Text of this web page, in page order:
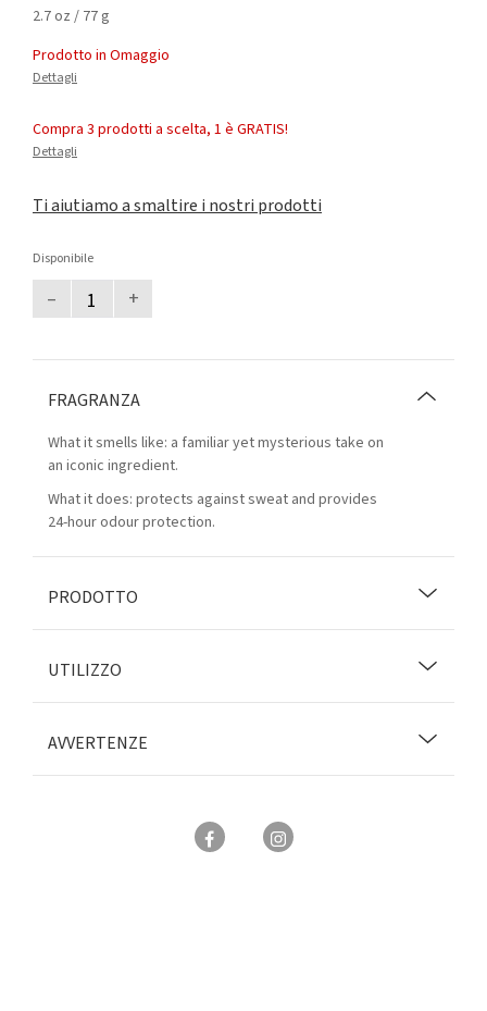
2.7 oz / 77 g
Prodotto in Omaggio
Dettagli
Compra 3 prodotti a scelta, 1 è GRATIS!
Dettagli
Ti aiutiamo a smaltire i nostri prodotti
Disponibile
– +
FRAGRANZA
What it smells like: a familiar yet mysterious take on
an iconic ingredient.
What it does: protects against sweat and provides
24-hour odour protection.
PRODOTTO
UTILIZZO
AVVERTENZE